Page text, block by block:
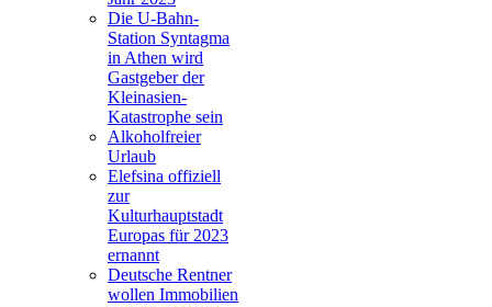
Die U-Bahn-
Station Syntagma
in Athen wird
Gastgeber der
Kleinasien-
Katastrophe sein
Alkoholfreier
Urlaub
Elefsina offiziell
zur
Kulturhauptstadt
Europas für 2023
ernannt
Deutsche Rentner
wollen Immobilien